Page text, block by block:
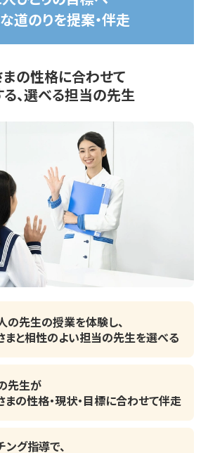
ないことがあれば、受付カウン
にご相談ください。
OK！
習環境を整えてお待ちしております。
ートも可能です。
みいただいた場合、通常のサービス
。詳しくはお問い合わせください。
栄高校、横浜南陵高校、横浜氷取沢高校
中学校など
。
道のりを提案・伴走
まの性格に合わせて
、選べる担当の先生
の先生の授業を体験し、
まと相性のよい担当の先生を選べる
先生が
まの性格・現状・目標に合わせて伴走
ング指導で、